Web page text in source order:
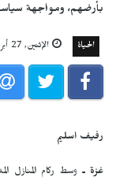
بأرضهم، ومواجهة
الحياة الإثنين, 27 أبريل 2026, 08:00
رفيف اسليم
غزة ـوسط ركام المنازل